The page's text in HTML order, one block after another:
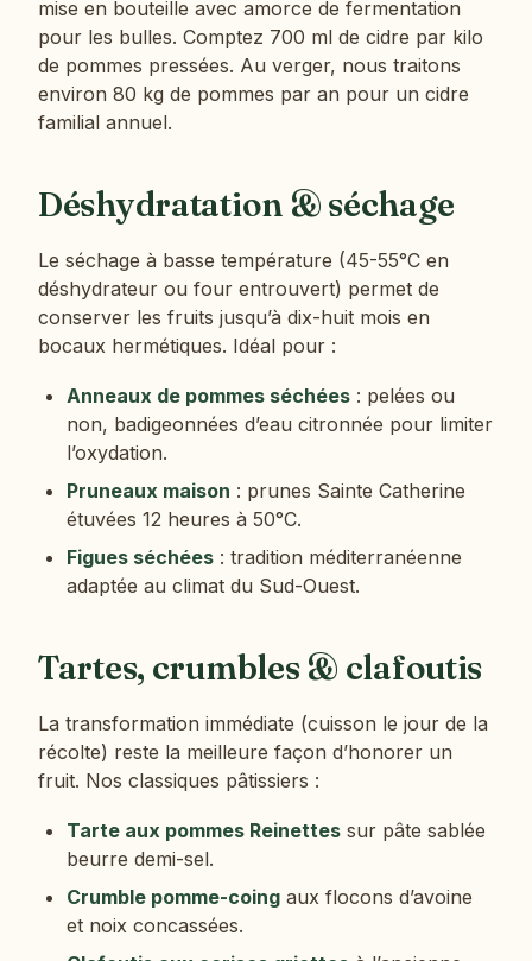
mise en bouteille avec amorce de fermentation
pour les bulles. Comptez 700 ml de cidre par kilo
de pommes pressées. Au verger, nous traitons
environ 80 kg de pommes par an pour un cidre
familial annuel.
Déshydratation & séchage
Le séchage à basse température (45-55°C en
déshydrateur ou four entrouvert) permet de
conserver les fruits jusqu’à dix-huit mois en
bocaux hermétiques. Idéal pour :
Anneaux de pommes séchées : pelées ou
non, badigeonnées d’eau citronnée pour limiter
l’oxydation.
Pruneaux maison : prunes Sainte Catherine
étuvées 12 heures à 50°C.
Figues séchées : tradition méditerranéenne
adaptée au climat du Sud-Ouest.
Tartes, crumbles & clafoutis
La transformation immédiate (cuisson le jour de la
récolte) reste la meilleure façon d’honorer un
fruit. Nos classiques pâtissiers :
Tarte aux pommes Reinettes sur pâte sablée
beurre demi-sel.
Crumble pomme-coing aux flocons d’avoine
et noix concassées.